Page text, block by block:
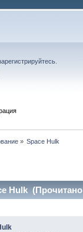
.
» Space Hulk
Hulk (Прочитано